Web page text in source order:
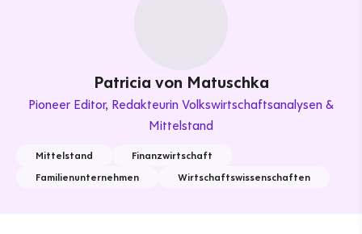
Patricia von Matuschka
Pioneer Editor Redakteurin Volkswirtschaftsanalysen &
Mittelstand
Mittelstand
Finanzwirtschaft
Familienunternehmen
Wirtschaftswissenschaften